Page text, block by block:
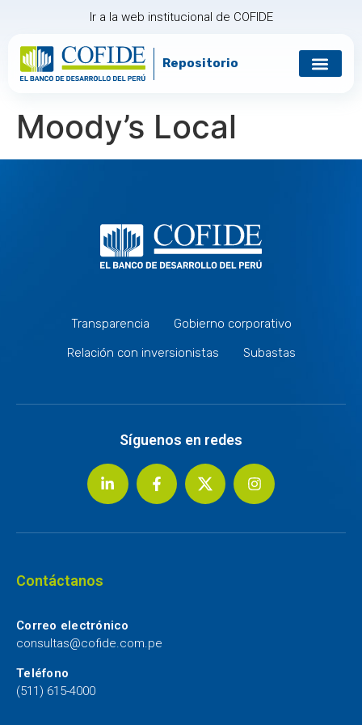
Ir a la web institucional de COFIDE
Repositorio
Moody’s Local
Transparencia
Gobierno corporativo
Relación con inversionistas
Subastas
Síguenos en redes
Contáctanos
Correo electrónico
consultas@cofide.com.pe
Teléfono
(511) 615-4000